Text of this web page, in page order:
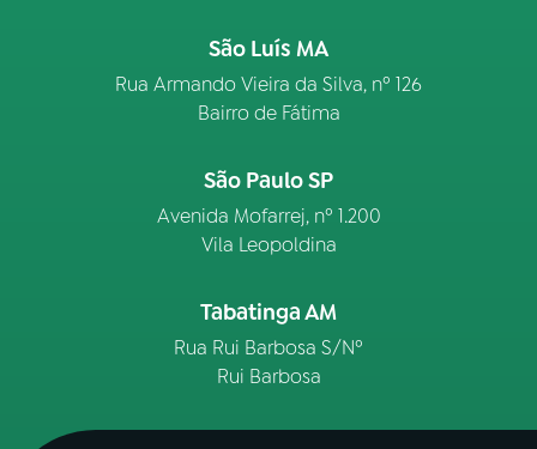
São Luís MA
Rua Armando Vieira da Silva, nº 126
Bairro de Fátima
São Paulo SP
Avenida Mofarrej, nº 1.200
Vila Leopoldina
Tabatinga AM
Rua Rui Barbosa S/Nº
Rui Barbosa